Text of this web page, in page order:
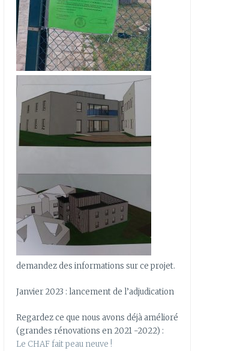
demandez des informations sur ce projet.
Janvier 2023 : lancement de l’adjudication
Regardez ce que nous avons déjà amélioré
(grandes rénovations en 2021 -2022) :
Le CHAF fait peau neuve !